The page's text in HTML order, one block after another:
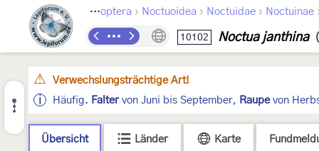
Lepidoptera › Noctuoidea › Noctuidae › Noctuinae
10102 Noctua janthina
Verwechslungsträchtige Art!
Häufig. Faltervon Juni bis September, Raupevon
Übersicht Länder Karte